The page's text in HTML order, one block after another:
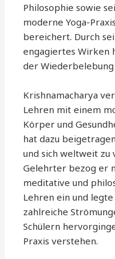
Philosophie sowie
moderne Yoga-
bereichert. Durch
engagiertes Wirken
der
Krishnamacharya
Lehren mit einem
Körper und
hat dazu
und sich weltweit zu
Gelehrter bezog er
meditative und
Lehren ein und
zahlreiche
Schülern
Praxis verstehen.